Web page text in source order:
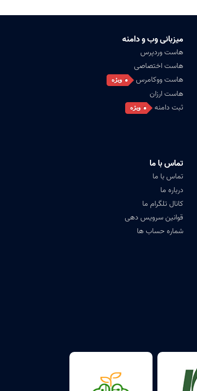
میزبانی وب و دامنه
هاست وردپرس
هاست اختصاصی
هاست ووکامرس
ویژه
هاست ارزان
ثبت دامنه
ویژه
تماس با ما
تماس با ما
درباره ما
کانال تلگرام ما
قوانین سرویس دهی
شماره حساب ها